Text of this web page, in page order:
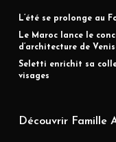
L’été se prolonge au
Le Maroc lance le
d’architecture de
Seletti enrichit sa
visages
Découvrir Famille